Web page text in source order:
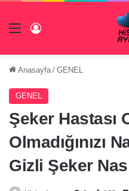
Menü
Anasayfa / GENEL
GENEL
Şeker Hastası
Olmadığınızı
Gizli Şeker